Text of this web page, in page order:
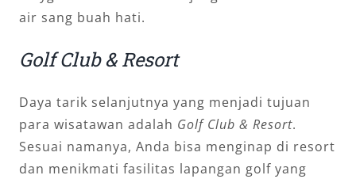
air sang buah hati.
Golf Club & Resort
Daya tarik selanjutnya yang menjadi tujuan
para wisatawan adalah Golf Club & Resort.
Sesuai namanya, Anda bisa menginap di resort
dan menikmati fasilitas lapangan golf yang